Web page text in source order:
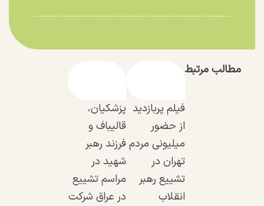
مطالب مرتبط
فیلم پربازدید
از حضور
میلیونی مردم
تهران در
تشییع رهبر
انقلاب
پزشکیان،
قالیباف و
فرزند رهبر
شهید در
مراسم تشییع
در عراق شرکت